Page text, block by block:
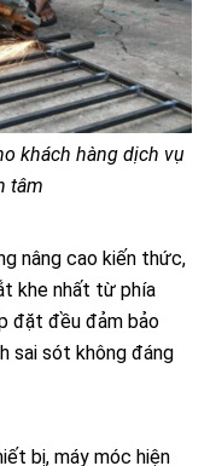
khách hàng dịch vụ
tâm
nâng cao kiến thức,
khe nhất từ phía
đặt đều đảm bảo
sai sót không đáng
bị, máy móc hiện